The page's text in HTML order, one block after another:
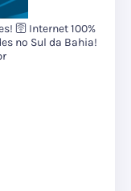
🛜 Internet 100%
no Sul da Bahia!